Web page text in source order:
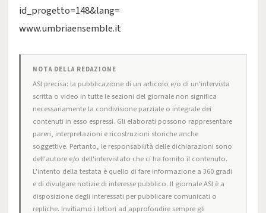
id_progetto=148&lang=
www.umbriaensemble.it
NOTA DELLA REDAZIONE
ASI precisa: la pubblicazione di un articolo e/o di un'intervista
scritta o video in tutte le sezioni del giornale non significa
necessariamente la condivisione parziale o integrale dei
contenuti in esso espressi. Gli elaborati possono rappresentare
pareri, interpretazioni e ricostruzioni storiche anche
soggettive. Pertanto, le responsabilità delle dichiarazioni sono
dell'autore e/o dell'intervistato che ci ha fornito il contenuto.
L'intento della testata è quello di fare informazione a 360 gradi
e di divulgare notizie di interesse pubblico. Il giornale ASI è a
disposizione degli interessati per pubblicare comunicati o
repliche. Invitiamo i lettori ad approfondire sempre gli